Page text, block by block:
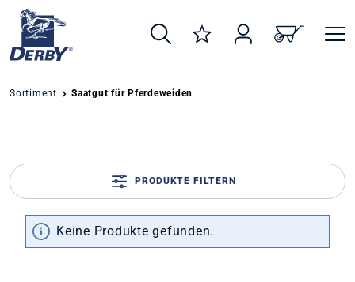
springen
Sortiment Saatgut für Pferdeweiden
PRODUKTE FILTERN
Keine Produkte gefunden.